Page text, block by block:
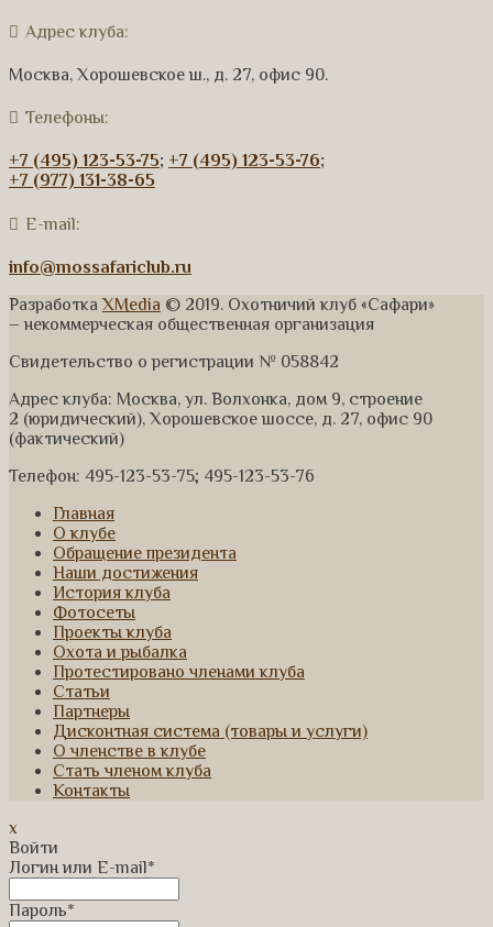
Адрес клуба:
Москва, Хорошевское ш., д. 27, офис 90.
Телефоны:
+7 (495) 123-53-75; +7 (495) 123-53-76;
+7 (977) 131-38-65
E-mail:
info@mossafariclub.ru
Разработка XMedia © 2019. Охотничий клуб «Сафари»
– некоммерческая общественная организация
Свидетельство о регистрации № 058842
Адрес клуба: Москва, ул. Волхонка, дом 9, строение
2 (юридический), Хорошевское шоссе, д. 27, офис 90
(фактический)
Телефон: 495-123-53-75; 495-123-53-76
Главная
О клубе
Обращение президента
Наши достижения
История клуба
Фотосеты
Проекты клуба
Охота и рыбалка
Протестировано членами клуба
Статьи
Партнеры
Дисконтная система (товары и услуги)
О членстве в клубе
Стать членом клуба
Контакты
x
Войти
Логин или E-mail*
Пароль*